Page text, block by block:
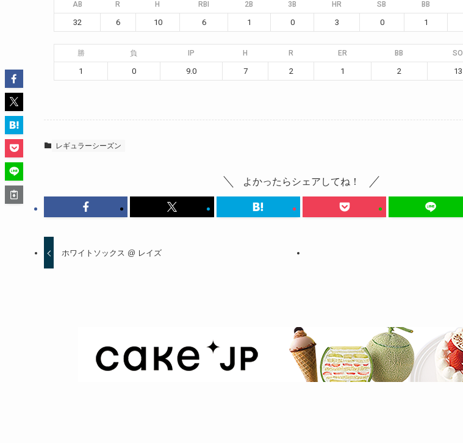
AB R H RBI 2B 3B HR SB BB
32 6 10 6 1 0 3 0 1
勝 負 IP H R ER BB SO
1 0 9.0 7 2 1 2 13
レギュラーシーズン
よかったらシェアしてね！
ホワイトソックス @ レイズ